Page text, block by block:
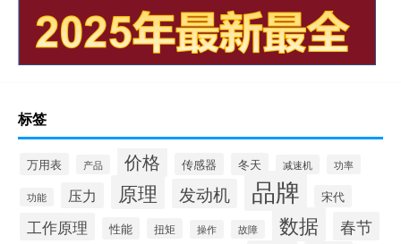
标签
万用表 产品 价格 传感器 冬天 减速机 功率
功能 压力 原理 发动机 品牌 宋代
工作原理 性能 扭矩 操作 故障 数据 春节